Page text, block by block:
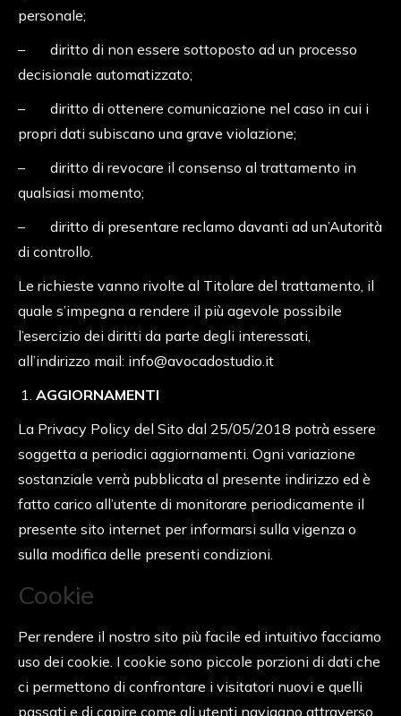
personale;
– diritto di non essere sottoposto ad un processo
decisionale automatizzato;
– diritto di ottenere comunicazione nel caso in cui i
propri dati subiscano una grave violazione;
– diritto di revocare il consenso al trattamento in
qualsiasi momento;
– diritto di presentare reclamo davanti ad un’Autorità
di controllo.
Le richieste vanno rivolte al Titolare del trattamento, il
quale s’impegna a rendere il più agevole possibile
l’esercizio dei diritti da parte degli interessati,
all’indirizzo mail: info@avocadostudio.it
AGGIORNAMENTI
La Privacy Policy del Sito dal 25/05/2018 potrà essere
soggetta a periodici aggiornamenti. Ogni variazione
sostanziale verrà pubblicata al presente indirizzo ed è
fatto carico all’utente di monitorare periodicamente il
presente sito internet per informarsi sulla vigenza o
sulla modifica delle presenti condizioni.
Cookie
Per rendere il nostro sito più facile ed intuitivo facciamo
uso dei cookie. I cookie sono piccole porzioni di dati che
ci permettono di confrontare i visitatori nuovi e quelli
passati e di capire come gli utenti navigano attraverso